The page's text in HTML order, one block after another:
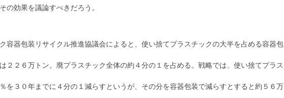
の効果を議論すべきだろう。
容器包装リサイクル推進協議会によると、使い捨てプラスチックの大半を占める容器包
２２６万トン。廃プラスチック全体の約４分の１を占める。戦略では、使い捨てプラス
を３０年までに４分の１減らすというが、その分を容器包装で減らすとすると約５６万